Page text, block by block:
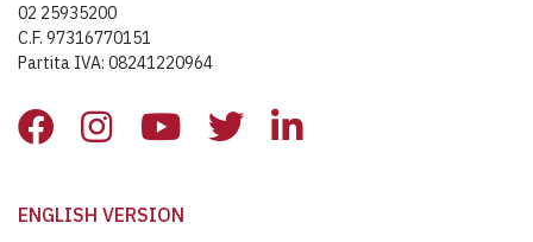
02 25935200
C.F. 97316770151
Partita IVA: 08241220964
ENGLISH VERSION